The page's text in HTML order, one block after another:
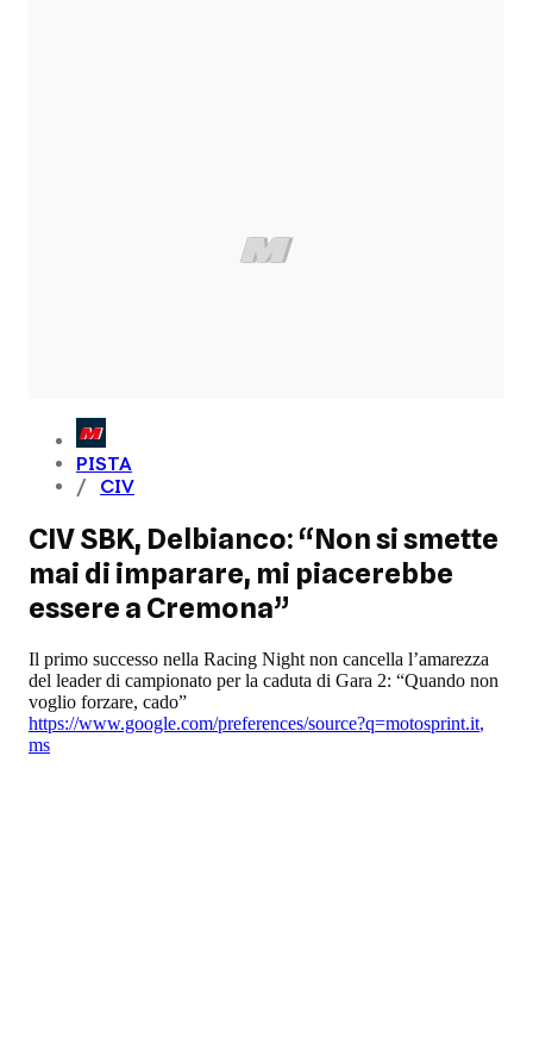
PISTA
CIV
CIV SBK, Delbianco: “Non si smette
mai di imparare, mi piacerebbe
essere a Cremona”
Il primo successo nella Racing Night non cancella l’amarezza
del leader di campionato per la caduta di Gara 2: “Quando non
voglio forzare, cado”
https://www.google.com/preferences/source?q=motosprint.it,
ms